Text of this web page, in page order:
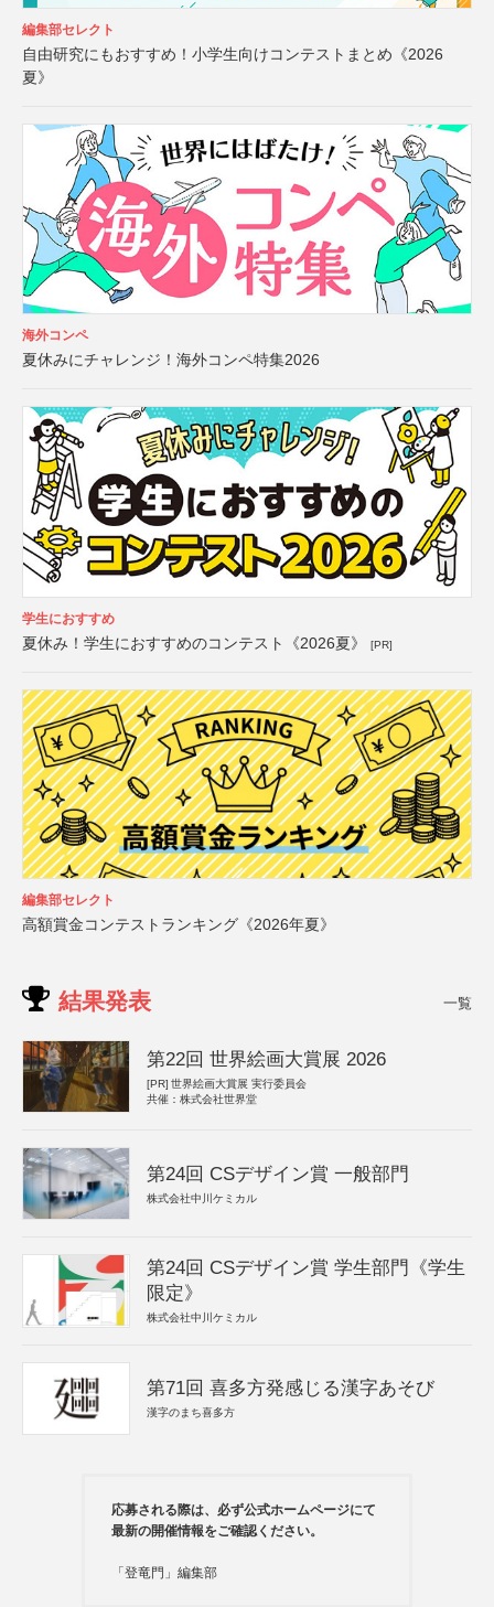
編集部セレクト
自由研究にもおすすめ！小学生向けコンテストまとめ《2026
夏》
海外コンペ
夏休みにチャレンジ！海外コンペ特集2026
学生におすすめ
夏休み！学生におすすめのコンテスト《2026夏》 [PR]
編集部セレクト
高額賞金コンテストランキング《2026年夏》
結果発表 一覧
第22回 世界絵画大賞展 2026
[PR] 世界絵画大賞展 実行委員会
共催：株式会社世界堂
第24回 CSデザイン賞 一般部門
株式会社中川ケミカル
第24回 CSデザイン賞 学生部門《学生
限定》
株式会社中川ケミカル
第71回 喜多方発感じる漢字あそび
漢字のまち喜多方
応募される際は、必ず公式ホームページにて
最新の開催情報をご確認ください。
「登竜門」編集部